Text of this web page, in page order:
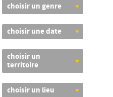
choisir un genre
choisir une date
choisir un
territoire
choisir un lieu